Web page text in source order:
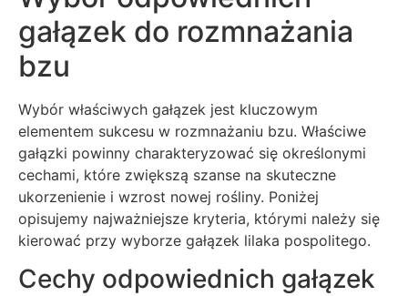
gałązek do rozmnażania
bzu
Wybór właściwych gałązek jest kluczowym
elementem sukcesu w rozmnażaniu bzu. Właściwe
gałązki powinny charakteryzować się określonymi
cechami, które zwiększą szanse na skuteczne
ukorzenienie i wzrost nowej rośliny. Poniżej
opisujemy najważniejsze kryteria, którymi należy się
kierować przy wyborze gałązek lilaka pospolitego.
Cechy odpowiednich gałązek